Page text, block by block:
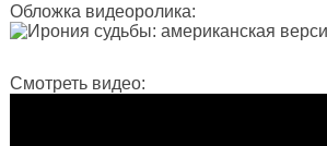
Обложка видеоролика:
Смотреть видео: